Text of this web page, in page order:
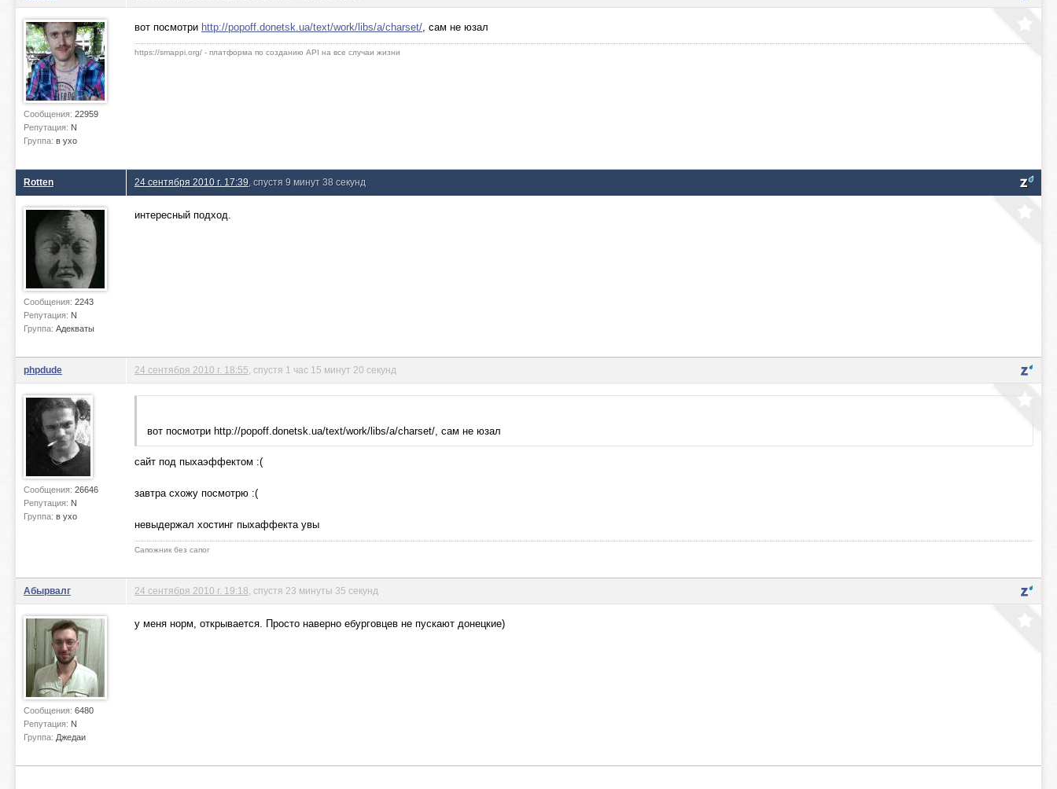
Сообщения: 22959
Репутация: N
Группа: в ухо
вот посмотри http://popoff.donetsk.ua/text/work/libs/a/charset/, сам не юзал
https://smappi.org/ - платформа по созданию API на все случаи жизни
Rotten
Сообщения: 2243
Репутация: N
Группа: Адекваты
24 сентября 2010 г. 17:39 , спустя 9 минут 38 секунд
интересный подход.
phpdude
Сообщения: 26646
Репутация: N
Группа: в ухо
24 сентября 2010 г. 18:55 , спустя 1 час 15 минут 20 секунд
вот посмотри http://popoff.donetsk.ua/text/work/libs/a/charset/, сам не юзал
сайт под пыхаэффектом :(
завтра схожу посмотрю :(
невыдержал хостинг пыхаффекта увы
Сапожник без сапог
Абырвалг
Сообщения: 6480
Репутация: N
Группа: Джедаи
24 сентября 2010 г. 19:18 , спустя 23 минуты 35 секунд
у меня норм, открывается. Просто наверно ебурговцев не пускают донецкие)